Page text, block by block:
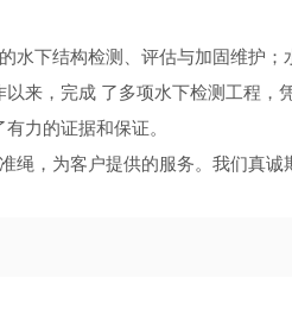
下结构检测、评估与加固维护；
来，完成 了多项水下检测工程，
力的证据和保证。
，为客户提供的服务。我们真诚